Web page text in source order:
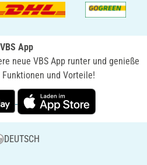
VBS App
neue VBS App runter und genieße
und Vorteile!
DEUTSCH